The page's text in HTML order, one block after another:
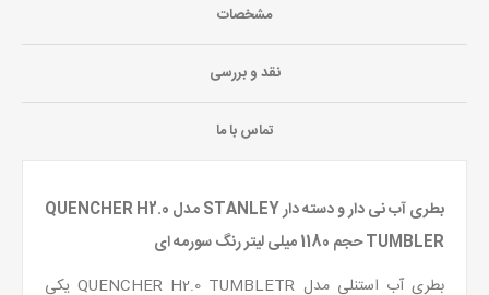
مشخصات
نقد و بررسی
تماس با ما
بطری آب نی دار و دسته دار STANLEY مدل QUENCHER H2.0
TUMBLER حجم 1180 میلی لیتر رنگ سورمه ای
بطری آب استنلی مدل QUENCHER H2.0 TUMBLETR یکی